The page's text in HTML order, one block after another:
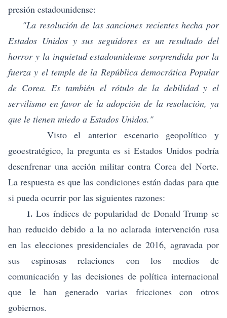
presión estadounidense:
"La resolución de las sanciones recientes hecha por
Estados Unidos y sus seguidores es un resultado del
horror y la inquietud estadounidense sorprendida por la
fuerza y ​​ el temple de la República democrática Popular
de Corea. Es también el rótulo de la debilidad y el
servilismo en favor de la adopción de la resolución, ya
que le tienen miedo a Estados Unidos."
Visto el anterior escenario geopolítico y
geoestratégico, la pregunta es si Estados Unidos podría
desenfrenar una acción militar contra Corea del Norte.
La respuesta es que las condiciones están dadas para que
si pueda ocurrir por las siguientes razones:
1. Los índices de popularidad de Donald Trump se
han reducido debido a la no aclarada intervención rusa
en las elecciones presidenciales de 2016, agravada por
sus espinosas relaciones con los medios de
comunicación y las decisiones de política internacional
que le han generado varias fricciones con otros
gobiernos.